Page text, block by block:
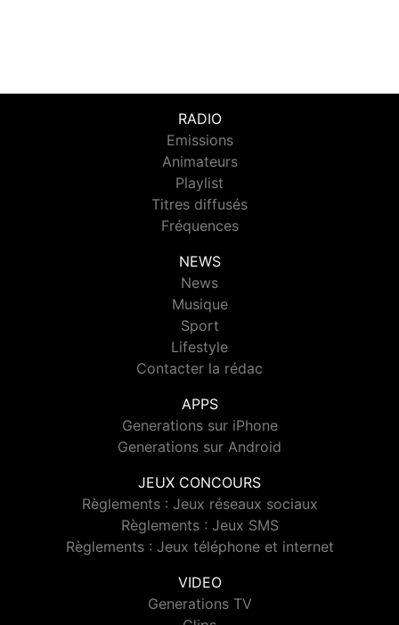
RADIO
Emissions
Animateurs
Playlist
Titres diffusés
Fréquences
NEWS
News
Musique
Sport
Lifestyle
Contacter la rédac
APPS
Generations sur iPhone
Generations sur Android
JEUX CONCOURS
Règlements : Jeux réseaux sociaux
Règlements : Jeux SMS
Règlements : Jeux téléphone et internet
VIDEO
Generations TV